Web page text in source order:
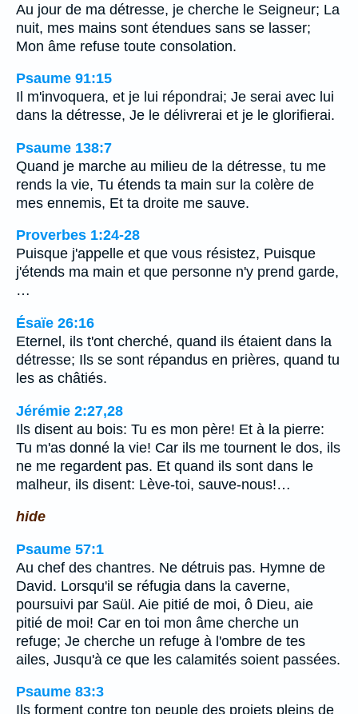
Au jour de ma détresse, je cherche le Seigneur; La
nuit, mes mains sont étendues sans se lasser;
Mon âme refuse toute consolation.
Psaume 91:15
Il m'invoquera, et je lui répondrai; Je serai avec lui
dans la détresse, Je le délivrerai et je le glorifierai.
Psaume 138:7
Quand je marche au milieu de la détresse, tu me
rends la vie, Tu étends ta main sur la colère de
mes ennemis, Et ta droite me sauve.
Proverbes 1:24-28
Puisque j'appelle et que vous résistez, Puisque
j'étends ma main et que personne n'y prend garde,
…
Ésaïe 26:16
Eternel, ils t'ont cherché, quand ils étaient dans la
détresse; Ils se sont répandus en prières, quand tu
les as châtiés.
Jérémie 2:27,28
Ils disent au bois: Tu es mon père! Et à la pierre:
Tu m'as donné la vie! Car ils me tournent le dos, ils
ne me regardent pas. Et quand ils sont dans le
malheur, ils disent: Lève-toi, sauve-nous!…
hide
Psaume 57:1
Au chef des chantres. Ne détruis pas. Hymne de
David. Lorsqu'il se réfugia dans la caverne,
poursuivi par Saül. Aie pitié de moi, ô Dieu, aie
pitié de moi! Car en toi mon âme cherche un
refuge; Je cherche un refuge à l'ombre de tes
ailes, Jusqu'à ce que les calamités soient passées.
Psaume 83:3
Ils forment contre ton peuple des projets pleins de